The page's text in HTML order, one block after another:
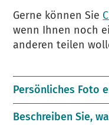
Gerne können Sie
wenn Ihnen noch
anderen teilen
Persönliches Foto
Beschreiben Sie,